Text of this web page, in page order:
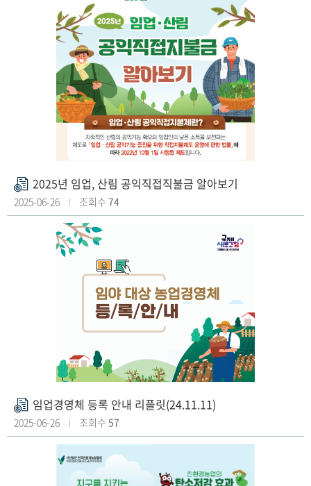
첨
부
2025년 임업, 산림 공익직접직불금 알아보기
2025-06-26 조회수 74
첨
부
임업경영체 등록 안내 리플릿(24.11.11)
2025-06-26 조회수 57